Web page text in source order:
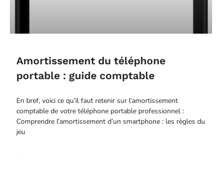
Amortissement du téléphone
portable : guide comptable
En bref, voici ce qu’il faut retenir sur l’amortissement
comptable de votre téléphone portable professionnel :
Comprendre l’amortissement d’un smartphone : les règles du
jeu